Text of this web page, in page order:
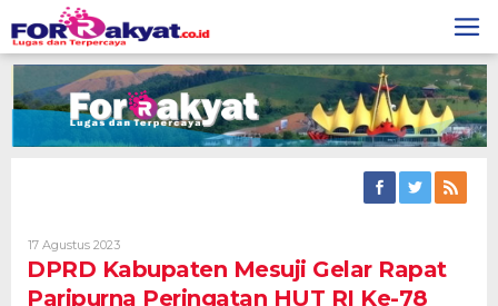
to
content
17 Agustus 2023Oleh
R
R
DPRD Kabupaten Mesuji Gelar Rapat
Paripurna Peringatan HUT RI Ke-78